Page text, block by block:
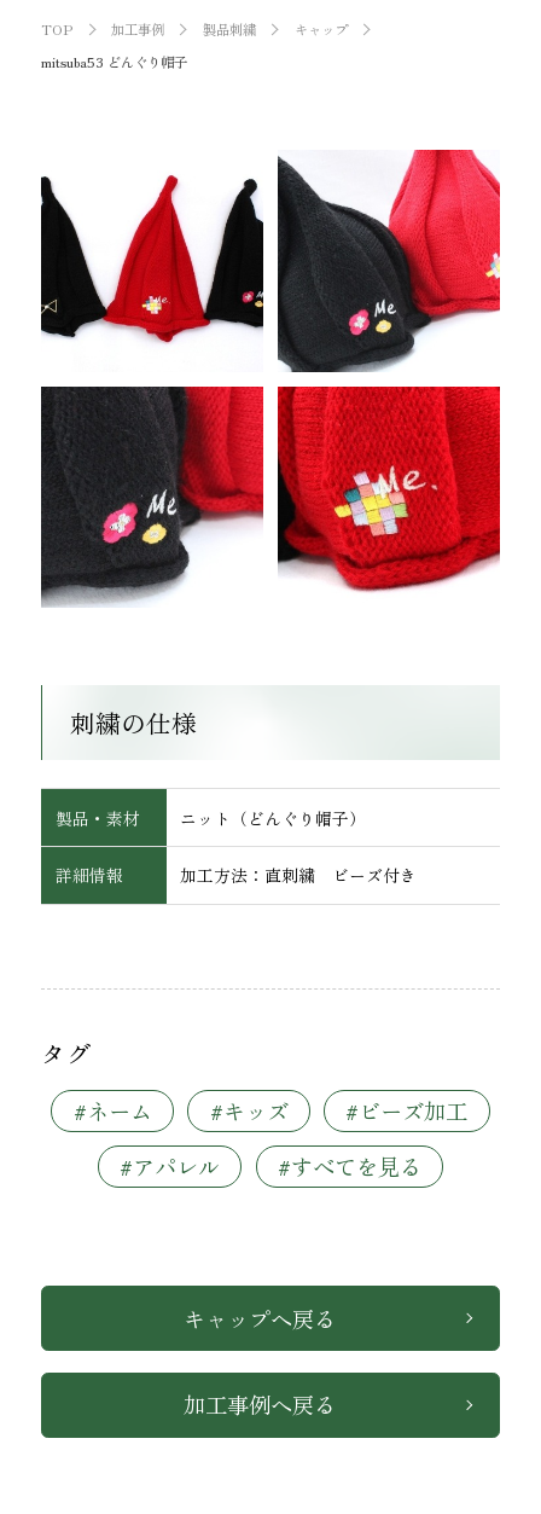
ワッペン・腕章
TOP 加工事例 製品刺繍
キャップ
mitsuba53 どんぐり帽子
刺繍の仕様
製品・素材 ニット（どんぐり帽子）
詳細情報 加工方法：直刺繍 ビーズ付き
タグ
#ネーム #キッズ
#ビーズ加工
#アパレル
#すべてを見る
キャップへ戻る
加工事例へ戻る